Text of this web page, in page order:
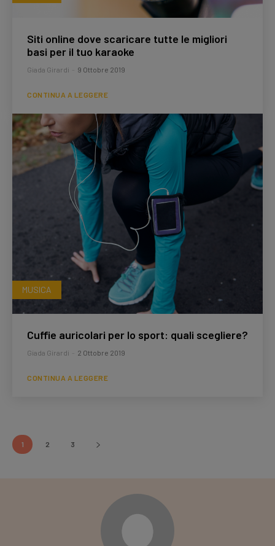
Siti online dove scaricare tutte le migliori
basi per il tuo karaoke
Giada Girardi 9 Ottobre 2019
CONTINUA A LEGGERE
MUSICA
Cuffie auricolari per lo sport: quali scegliere?
Giada Girardi 2 Ottobre 2019
CONTINUA A LEGGERE
1 2 3